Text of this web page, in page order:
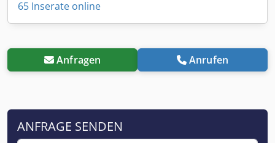
65 Inserate online
Anfragen Anrufen
ANFRAGE SENDEN